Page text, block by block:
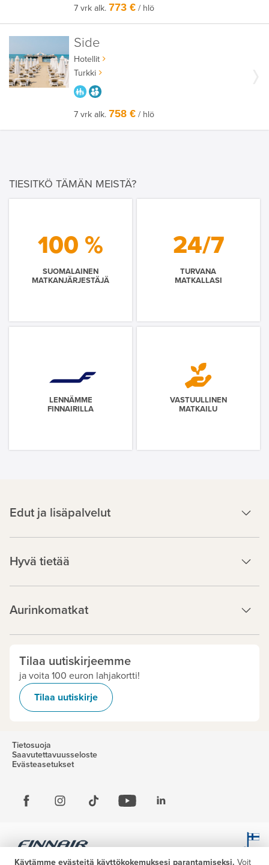
7 vrk alk.773 € / hlö
Side
Hotellit
Turkki
PARASTA PERHEELLE
7 vrk alk.758 € / hlö
TIESITKÖ TÄMÄN MEISTÄ?
100 %
SUOMALAINEN
MATKANJÄRJESTÄJÄ
24/7
TURVANA
MATKALLASI
LENNÄMME
FINNAIRILLA
VASTUULLINEN
MATKAILU
Edut ja lisäpalvelut
Hyvä tietää
Aurinkomatkat
Tilaa uutiskirjeemme
ja voita 100 euron lahjakortti!
Tilaa uutiskirje
Tietosuoja
Saavutettavuusseloste
Evästeasetukset
Käytämme evästeitä käyttökokemuksesi parantamiseksi. Voit